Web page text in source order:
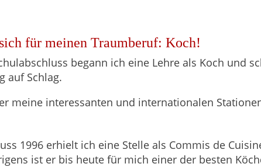
für meinen Traumberuf: Koch!
begann ich eine Lehre als Koch und
auf Schlag.
meine interessanten und internationalen
1996 erhielt ich eine Stelle als Commis de
ist er bis heute für mich einer der besten